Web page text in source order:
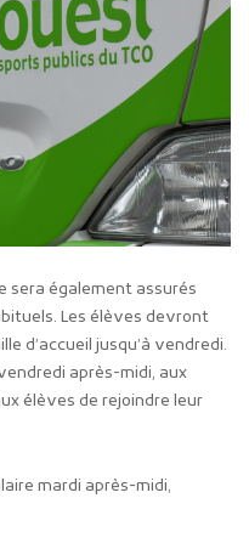
sera également assurés
Les élèves devront
d’accueil jusqu’à vendredi.
après-midi, aux
élèves de rejoindre leur
mardi après-midi,